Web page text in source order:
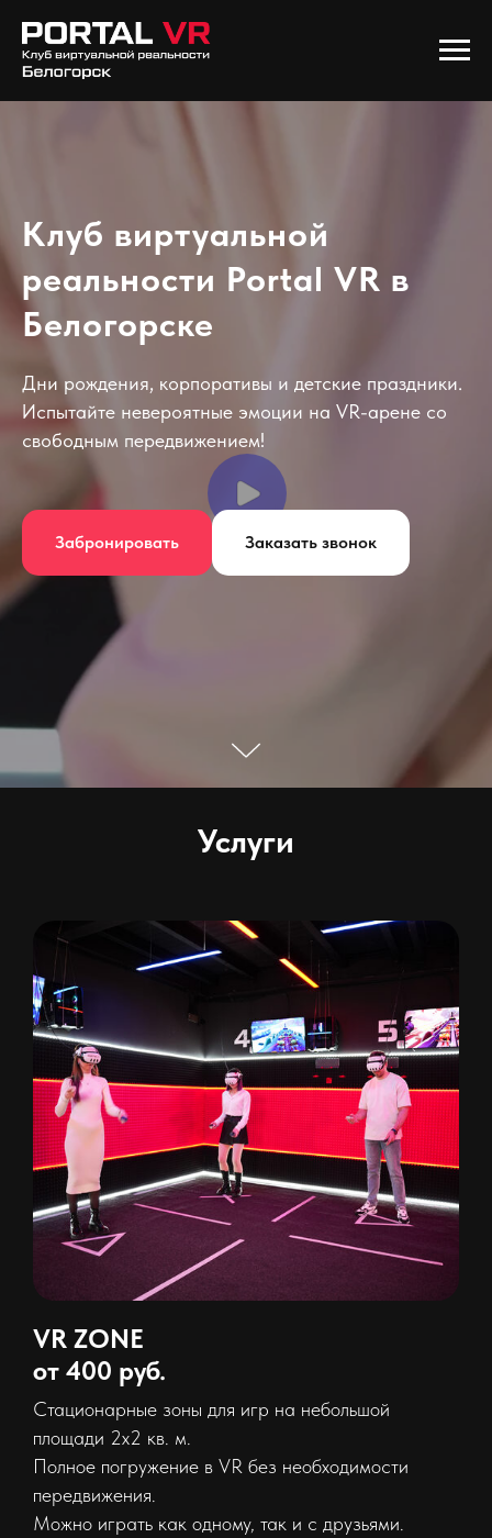
Клуб виртуальной
реальности Portal VR в
Белогорске
Дни рождения, корпоративы и детские праздники.
Испытайте невероятные эмоции на VR-арене со
свободным передвижением!
Забронировать Заказать звонок
Услуги
VR ZONE
от 400 руб.
Стационарные зоны для игр на небольшой
площади 2х2 кв. м.
Полное погружение в VR без необходимости
передвижения.
Можно играть как одному, так и с друзьями.